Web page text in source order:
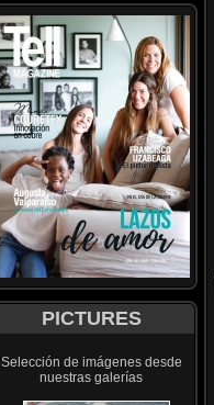
PICTURES
Selección de imágenes desde
nuestras galerías